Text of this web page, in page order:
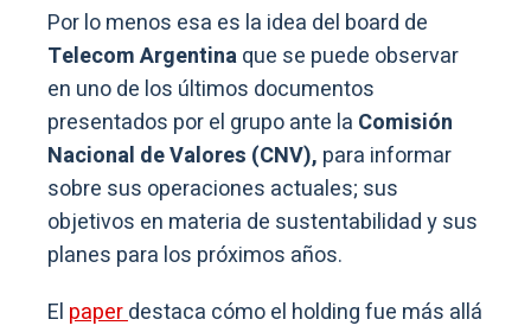
Por lo menos esa es la idea del board de
Telecom Argentinaque se puede observar
en uno de los últimos documentos
presentados por el grupo ante la Comisión
Nacional de Valores (CNV), para informar
sobre sus operaciones actuales; sus
objetivos en materia de sustentabilidad y sus
planes para los próximos años.
El paperdestaca cómo el holding fue más allá